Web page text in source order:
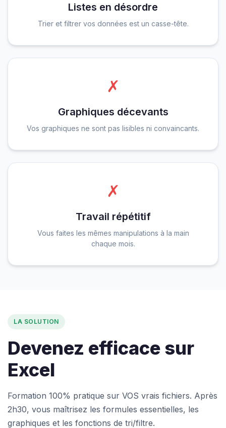
Listes en désordre
Trier et filtrer vos données est un casse-tête.
✗
Graphiques décevants
Vos graphiques ne sont pas lisibles ni convaincants.
✗
Travail répétitif
Vous faites les mêmes manipulations à la main
chaque mois.
LA SOLUTION
Devenez efficace sur
Excel
Formation 100% pratique sur VOS vrais fichiers. Après
2h30, vous maîtrisez les formules essentielles, les
graphiques et les fonctions de tri/filtre.